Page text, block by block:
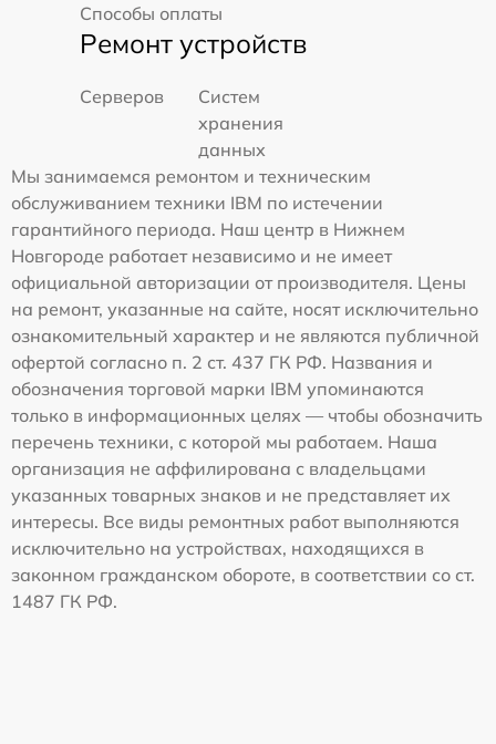
Способы оплаты
Ремонт устройств
Серверов
Систем
хранения
данных
Мы занимаемся ремонтом и техническим
обслуживанием техники IBM по истечении
гарантийного периода. Наш центр в Нижнем
Новгороде работает независимо и не имеет
официальной авторизации от производителя. Цены
на ремонт, указанные на сайте, носят исключительно
ознакомительный характер и не являются публичной
офертой согласно п. 2 ст. 437 ГК РФ. Названия и
обозначения торговой марки IBM упоминаются
только в информационных целях — чтобы обозначить
перечень техники, с которой мы работаем. Наша
организация не аффилирована с владельцами
указанных товарных знаков и не представляет их
интересы. Все виды ремонтных работ выполняются
исключительно на устройствах, находящихся в
законном гражданском обороте, в соответствии со ст.
1487 ГК РФ.